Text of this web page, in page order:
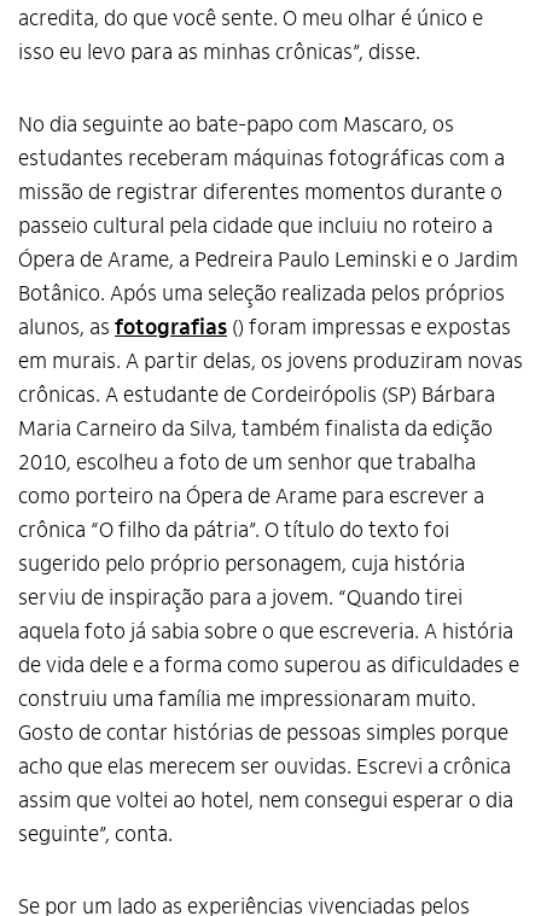
acredita, do que você sente. O meu olhar é único e
isso eu levo para as minhas crônicas”, disse.
No dia seguinte ao bate-papo com Mascaro, os
estudantes receberam máquinas fotográficas com a
missão de registrar diferentes momentos durante o
passeio cultural pela cidade que incluiu no roteiro a
Ópera de Arame, a Pedreira Paulo Leminski e o Jardim
Botânico. Após uma seleção realizada pelos próprios
alunos, as fotografias () foram impressas e expostas
em murais. A partir delas, os jovens produziram novas
crônicas. A estudante de Cordeirópolis (SP) Bárbara
Maria Carneiro da Silva, também finalista da edição
2010, escolheu a foto de um senhor que trabalha
como porteiro na Ópera de Arame para escrever a
crônica “O filho da pátria”. O título do texto foi
sugerido pelo próprio personagem, cuja história
serviu de inspiração para a jovem. “Quando tirei
aquela foto já sabia sobre o que escreveria. A história
de vida dele e a forma como superou as dificuldades e
construiu uma família me impressionaram muito.
Gosto de contar histórias de pessoas simples porque
acho que elas merecem ser ouvidas. Escrevi a crônica
assim que voltei ao hotel, nem consegui esperar o dia
seguinte”, conta.
Se por um lado as experiências vivenciadas pelos